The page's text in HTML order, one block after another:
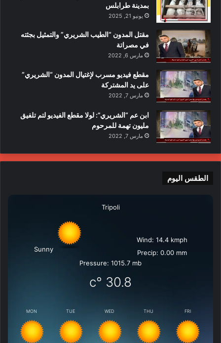
بمدينة طرابلس
يونيو 21, 2025
مقتل المدون “الطيب الشريري” والتمثيل بجثته
في مصراتة
مارس 6, 2022
مقطع فيديو مسرب لإغتيال المدون “الشريري”
على يد المشتركة
مارس 7, 2022
ابن عم “الشريري”: لولا مقطع الفيديو لتم تلفيق
مليون تهمة للمرحوم
مارس 7, 2022
الطقس اليوم
Tripoli
Sunny
Wind: 14.4 kmph
Precip: 0.00 mm
Pressure: 1015.7 mb
30.8
°c
MON TUE WED THU FRI